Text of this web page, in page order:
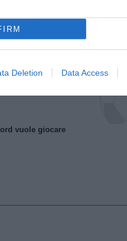
Deletion Data Access
vuole giocare